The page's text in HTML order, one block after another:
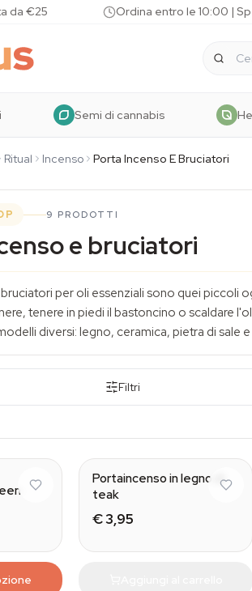
da €25 Ordina entro le 10:00 |
Semi di cannabis
Ritual Incenso Porta Incenso E Bruciatori
9 PRODOTTI
e bruciatori
per oli essenziali sono quei piccoli
tenere in piedi il bastoncino o scaldare
diversi: legno, ceramica, pietra di sale
Filtri
Portaincenso in legno di
teak
€ 3,95